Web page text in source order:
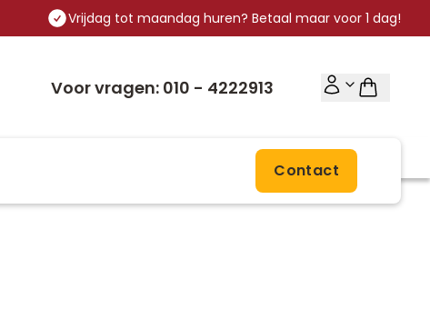
Vrijdag tot maandag huren? Betaal maar voor 1 dag!
Voor vragen: 010 - 4222913
Contact